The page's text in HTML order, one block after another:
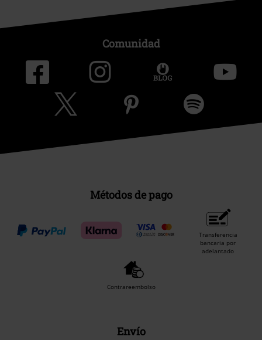
Comunidad
Métodos de pago
Transferencia
bancaria por
adelantado
Contrareembolso
Envío